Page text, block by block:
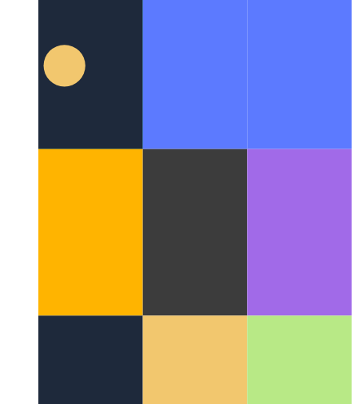
Улучшенная документация в TS и JS
документы на Javascript с богатыми метаданными